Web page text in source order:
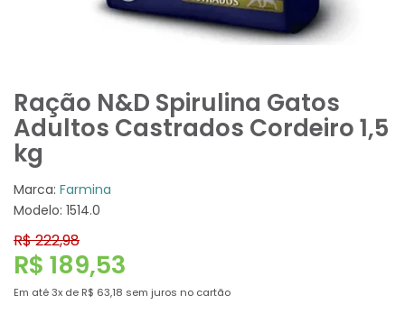
Ração N&D Spirulina Gatos
Adultos Castrados Cordeiro 1,5
kg
Marca: Farmina
Modelo: 1514.0
R$ 222,98
R$ 189,53
Em até3x de R$ 63,18 sem juros no cartão